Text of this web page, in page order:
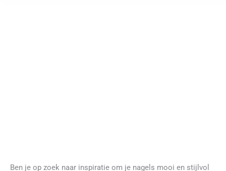
Ben je op zoek naar inspiratie om je nagels mooi en stijlvol